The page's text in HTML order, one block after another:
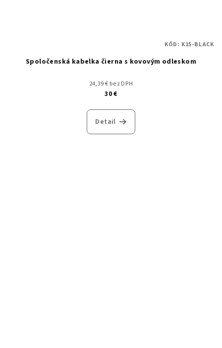
Spoločenská kabelka čierna s kovovým odleskom
24,39 € bez DPH
30 €
Detail
KÓD: K15-BLACK